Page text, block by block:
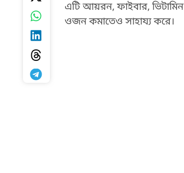
এটি আয়রন, ফাইবার,
ওজন কমাতেও সাহায্য করে।